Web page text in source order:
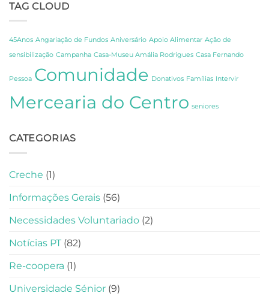
Fernando
em
Lisboa
e
TAG CLOUD
45Anos Angariação de Fundos Aniversário Apoio Alimentar Ação de
sensibilização Campanha Casa-Museu Amália Rodrigues Casa Fernando
Pessoa Comunidade Donativos Famílias Intervir
Mercearia do Centro seniores
CATEGORIAS
Creche (1)
Informações Gerais (56)
Necessidades Voluntariado (2)
Notícias PT (82)
Re-coopera (1)
Universidade Sénior (9)